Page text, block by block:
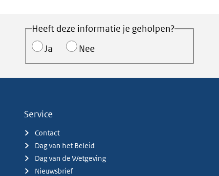
Heeft deze informatie je geholpen?
Ja
Nee
Service
Contact
Dag van het Beleid
Dag van de Wetgeving
Nieuwsbrief